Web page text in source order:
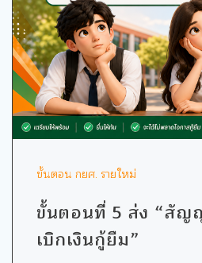
ขั้นตอน กยศ. รายใหม่
ขั้นตอนที่ 5 ส่ง “สัญ
เบิกเงินกู้ยืม”